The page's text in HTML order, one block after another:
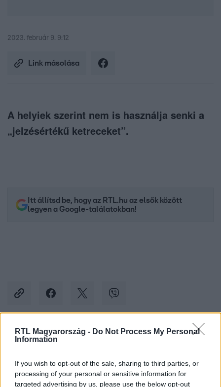
RTL Magyarország - Do Not Process My Personal
Information
If you wish to opt-out of the sale, sharing to third parties, or
processing of your personal or sensitive information for
targeted advertising by us, please use the below opt-out
2023. február 9. 9:12
Link másolása
A helyiek szerint nem is használja senki a
„jelzésértékű ketreceket”.
Itt állítsd be, hogy az RTL.hu az elsők között
legyen a Google-találatokban!
Kövess minket, és értesülj a friss hírekről a
Követem